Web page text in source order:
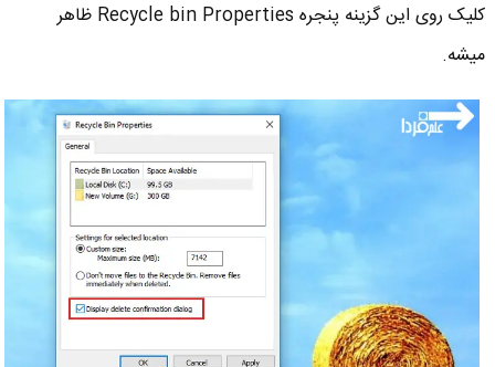
کلیک روی این گزینه پنجره Recycle bin Properties ظاهر
میشه.